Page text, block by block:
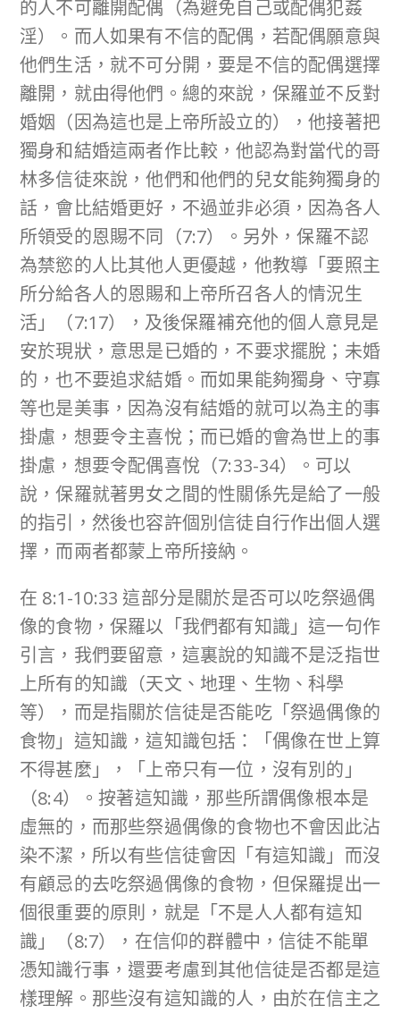
的人不可離開配偶（為避免自己或配偶犯姦
淫）。而人如果有不信的配偶，若配偶願意與
他們生活，就不可分開，要是不信的配偶選擇
離開，就由得他們。總的來說，保羅並不反對
婚姻（因為這也是上帝所設立的），他接著把
獨身和結婚這兩者作比較，他認為對當代的哥
林多信徒來說，他們和他們的兒女能夠獨身的
話，會比結婚更好，不過並非必須，因為各人
所領受的恩賜不同（7:7）。另外，保羅不認
為禁慾的人比其他人更優越，他教導「要照主
所分給各人的恩賜和上帝所召各人的情況生
活」（7:17），及後保羅補充他的個人意見是
安於現狀，意思是已婚的，不要求擺脫；未婚
的，也不要追求結婚。而如果能夠獨身、守寡
等也是美事，因為沒有結婚的就可以為主的事
掛慮，想要令主喜悅；而已婚的會為世上的事
掛慮，想要令配偶喜悅（7:33-34）。可以
說，保羅就著男女之間的性關係先是給了一般
的指引，然後也容許個別信徒自行作出個人選
擇，而兩者都蒙上帝所接納。
在 8:1-10:33 這部分是關於是否可以吃祭過偶
像的食物，保羅以「我們都有知識」這一句作
引言，我們要留意，這裏說的知識不是泛指世
上所有的知識（天文、地理、生物、科學
等），而是指關於信徒是否能吃「祭過偶像的
食物」這知識，這知識包括：「偶像在世上算
不得甚麼」，「上帝只有一位，沒有別的」
（8:4）。按著這知識，那些所謂偶像根本是
虛無的，而那些祭過偶像的食物也不會因此沾
染不潔，所以有些信徒會因「有這知識」而沒
有顧忌的去吃祭過偶像的食物，但保羅提出一
個很重要的原則，就是「不是人人都有這知
識」（8:7），在信仰的群體中，信徒不能單
憑知識行事，還要考慮到其他信徒是否都是這
樣理解。那些沒有這知識的人，由於在信主之